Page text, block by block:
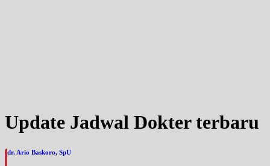
Update Jadwal Dokter terbaru
dr. Ario Baskoro, SpU